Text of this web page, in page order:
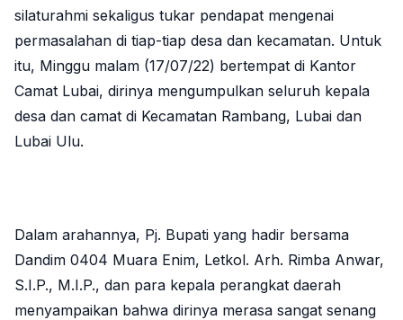
silaturahmi sekaligus tukar pendapat mengenai
permasalahan di tiap-tiap desa dan kecamatan. Untuk
itu, Minggu malam (17/07/22) bertempat di Kantor
Camat Lubai, dirinya mengumpulkan seluruh kepala
desa dan camat di Kecamatan Rambang, Lubai dan
Lubai Ulu.
Dalam arahannya, Pj. Bupati yang hadir bersama
Dandim 0404 Muara Enim, Letkol. Arh. Rimba Anwar,
S.I.P., M.I.P., dan para kepala perangkat daerah
menyampaikan bahwa dirinya merasa sangat senang